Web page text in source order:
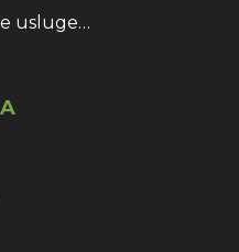
usluge…